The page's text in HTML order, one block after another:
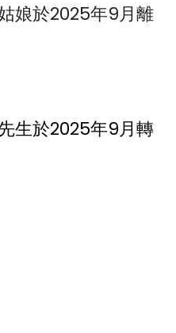
娘於2025年9月離
生於2025年9月轉